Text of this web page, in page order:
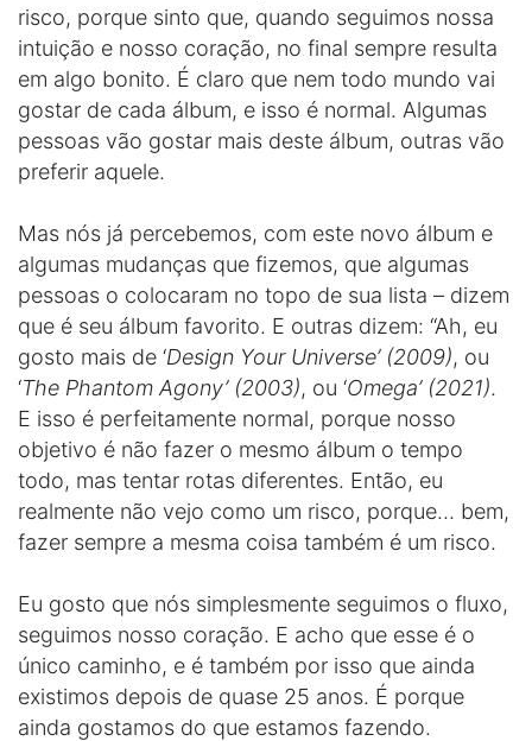
risco, porque sinto que, quando seguimos nossa
intuição e nosso coração, no final sempre resulta
em algo bonito. É claro que nem todo mundo vai
gostar de cada álbum, e isso é normal. Algumas
pessoas vão gostar mais deste álbum, outras vão
preferir aquele.
Mas nós já percebemos, com este novo álbum e
algumas mudanças que fizemos, que algumas
pessoas o colocaram no topo de sua lista – dizem
que é seu álbum favorito. E outras dizem: “Ah, eu
gosto mais de ‘Design Your Universe’ (2009), ou
‘The Phantom Agony’ (2003), ou ‘Omega’ (2021).
E isso é perfeitamente normal, porque nosso
objetivo é não fazer o mesmo álbum o tempo
todo, mas tentar rotas diferentes. Então, eu
realmente não vejo como um risco, porque… bem,
fazer sempre a mesma coisa também é um risco.
Eu gosto que nós simplesmente seguimos o fluxo,
seguimos nosso coração. E acho que esse é o
único caminho, e é também por isso que ainda
existimos depois de quase 25 anos. É porque
ainda gostamos do que estamos fazendo.